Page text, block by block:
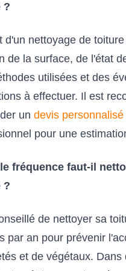
?
d'un nettoyage de
de la surface, de l'état
utilisées et des
à effectuer. Il est
un devis personnalisé
pour une
fréquence faut-il
?
de nettoyer sa
par an pour prévenir
et de végétaux. Dans